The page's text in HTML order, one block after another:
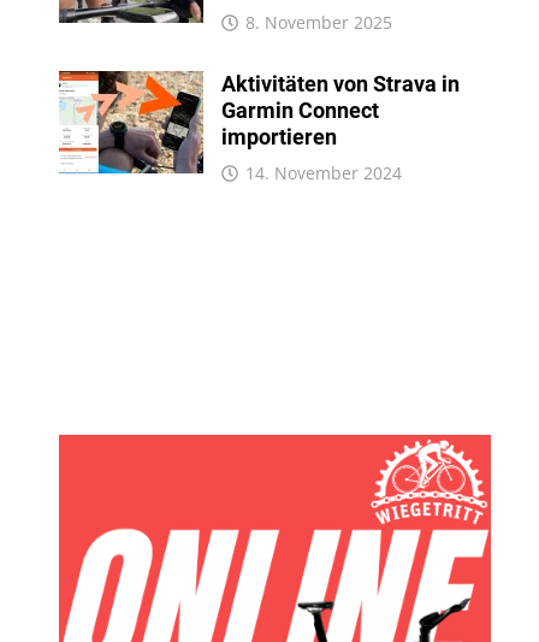
8. November 2025
Aktivitäten von Strava in
Garmin Connect
importieren
14. November 2024